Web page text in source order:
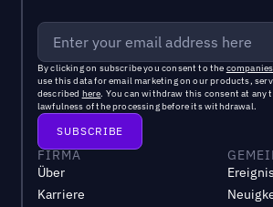
By clicking on subscribe you consent to the
use this data for email marketing on our products,
described here. You can withdraw this consent at
lawfulness of the processing before its withdrawal.
FIRMA
Über
Karriere